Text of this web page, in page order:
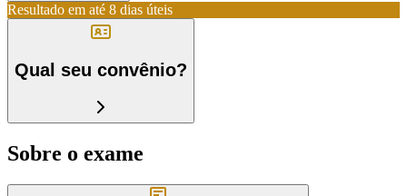
Resultado em até 8 dias úteis
Qual seu convênio?
Sobre o exame